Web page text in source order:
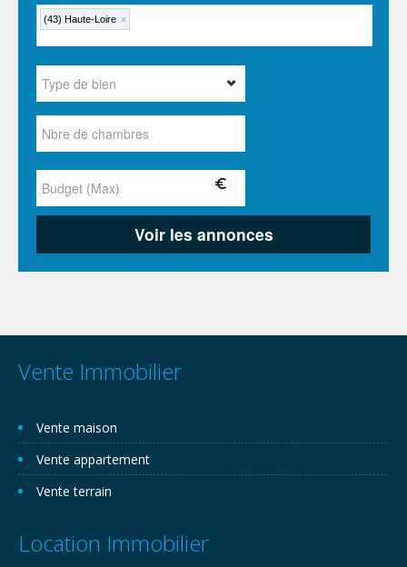
(43) Haute-Loire ×
Vente Immobilier
Vente maison
Vente appartement
Vente terrain
Location Immobilier